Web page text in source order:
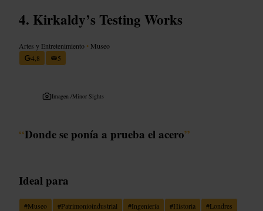
Kirkaldy’s Testing Works
Artes y Entretenimiento • Museo
4,8
5
Imagen /Minor Sights
“Donde se ponía a prueba el acero”
Ideal para
#Museo #Patrimonioindustrial #Ingeniería #Historia #Londres